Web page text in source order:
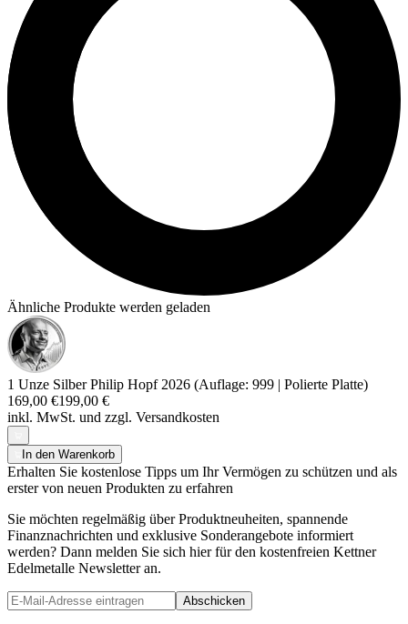
Ähnliche Produkte werden geladen
1 Unze Silber Philip Hopf 2026 (Auflage: 999 | Polierte Platte)
169,00 €199,00 €
inkl. MwSt. und zzgl. Versandkosten
In den Warenkorb
Erhalten Sie kostenlose Tipps um Ihr Vermögen zu schützen und als
erster von neuen Produkten zu erfahren
Sie möchten regelmäßig über Produktneuheiten, spannende
Finanznachrichten und exklusive Sonderangebote informiert
werden? Dann melden Sie sich hier für den kostenfreien Kettner
Edelmetalle Newsletter an.
Abschicken